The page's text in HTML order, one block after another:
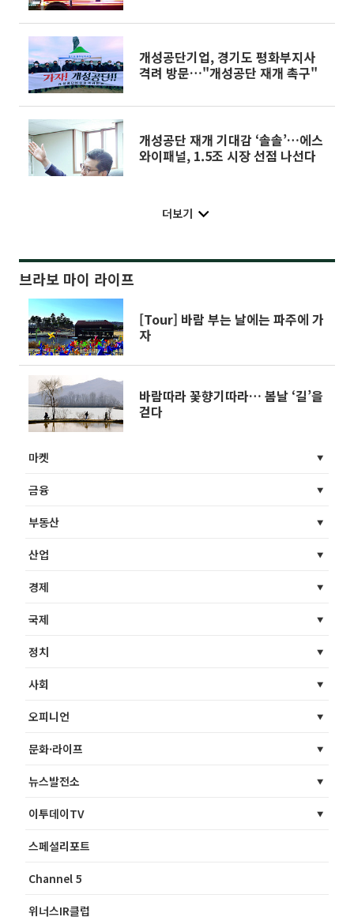
니…운전자 폭행 후 차 빼앗아 도주
개성공단기업, 경기도 평화부지사
격려 방문…"개성공단 재개 촉구"
개성공단 재개 기대감 ‘솔솔’…에스
와이패널, 1.5조 시장 선점 나선다
더보기
브라보 마이 라이프
[Tour] 바람 부는 날에는 파주에 가
자
바람따라 꽃향기따라… 봄날 ‘길’을
걷다
마켓
금융
부동산
산업
경제
국제
정치
사회
오피니언
문화·라이프
뉴스발전소
이투데이TV
스페셜리포트
Channel 5
위너스IR클럽